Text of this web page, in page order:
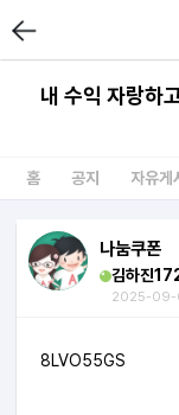
내 수익 자랑하
홈 공지 자유게
나눔쿠폰
김하진
2025-09-
8LVO55GS